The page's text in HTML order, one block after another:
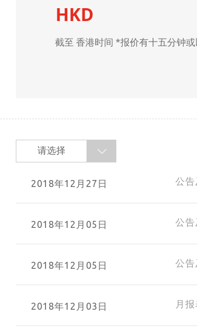
HKD
截至香港时间 *报价有十五分钟
请选择
2018年12月27日 公
2018年12月05日 公
2018年12月05日 公
2018年12月03日 月报